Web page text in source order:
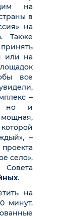
на
в
на
Также
или на
все
–
но и
–
село»,
Совета
.
на
минут.